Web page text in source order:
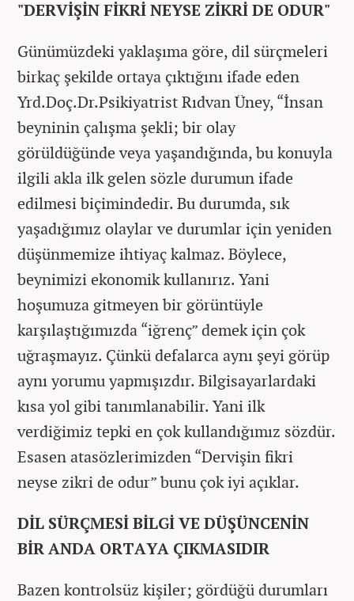
"DERVİŞİN FİKRİ NEYSE ZİKRİ DE ODUR"
Günümüzdeki yaklaşıma göre, dil sürçmeleri
birkaç şekilde ortaya çıktığını ifade eden
Yrd.Doç.Dr.Psikiyatrist Rıdvan Üney, “İnsan
beyninin çalışma şekli; bir olay
görüldüğünde veya yaşandığında, bu konuyla
ilgili akla ilk gelen sözle durumun ifade
edilmesi biçimindedir. Bu durumda, sık
yaşadığımız olaylar ve durumlar için yeniden
düşünmemize ihtiyaç kalmaz. Böylece,
beynimizi ekonomik kullanırız. Yani
hoşumuza gitmeyen bir görüntüyle
karşılaştığımızda “iğrenç” demek için çok
uğraşmayız. Çünkü defalarca aynı şeyi görüp
aynı yorumu yapmışızdır. Bilgisayarlardaki
kısa yol gibi tanımlanabilir. Yani ilk
verdiğimiz tepki en çok kullandığımız sözdür.
Esasen atasözlerimizden “Dervişin fikri
neyse zikri de odur” bunu çok iyi açıklar.
DİL SÜRÇMESİ BİLGİ VE DÜŞÜNCENİN
BİR ANDA ORTAYA ÇIKMASIDIR
Bazen kontrolsüz kişiler; gördüğü durumları